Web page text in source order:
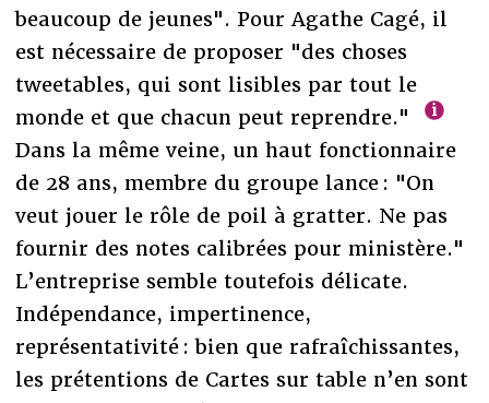
beaucoup de jeunes". Pour Agathe Cagé, il
est nécessaire de proposer "des choses
tweetables, qui sont lisibles par tout le
monde et que chacun peut reprendre."
Dans la même veine, un haut fonctionnaire
de 28 ans, membre du groupe lance : "On
veut jouer le rôle de poil à gratter. Ne pas
fournir des notes calibrées pour ministère."
L’entreprise semble toutefois délicate.
Indépendance, impertinence,
représentativité : bien que rafraîchissantes,
les prétentions de Cartes sur table n’en sont